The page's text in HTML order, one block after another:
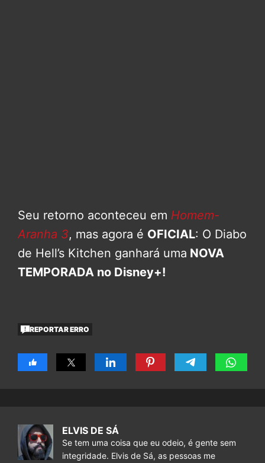
Seu retorno aconteceu em Homem-
Aranha 3, mas agora é OFICIAL: O Diabo
de Hell’s Kitchen ganhará uma NOVA
TEMPORADA no Disney+!
REPORTAR ERRO
ELVIS DE SÁ
Se tem uma coisa que eu odeio, é gente sem
integridade. Elvis de Sá, as pessoas me